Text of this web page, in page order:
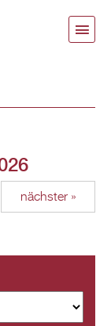
nächster »